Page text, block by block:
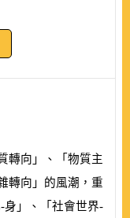
轉向」、「物質主
轉向」的風潮，重
身」、「社會世界-